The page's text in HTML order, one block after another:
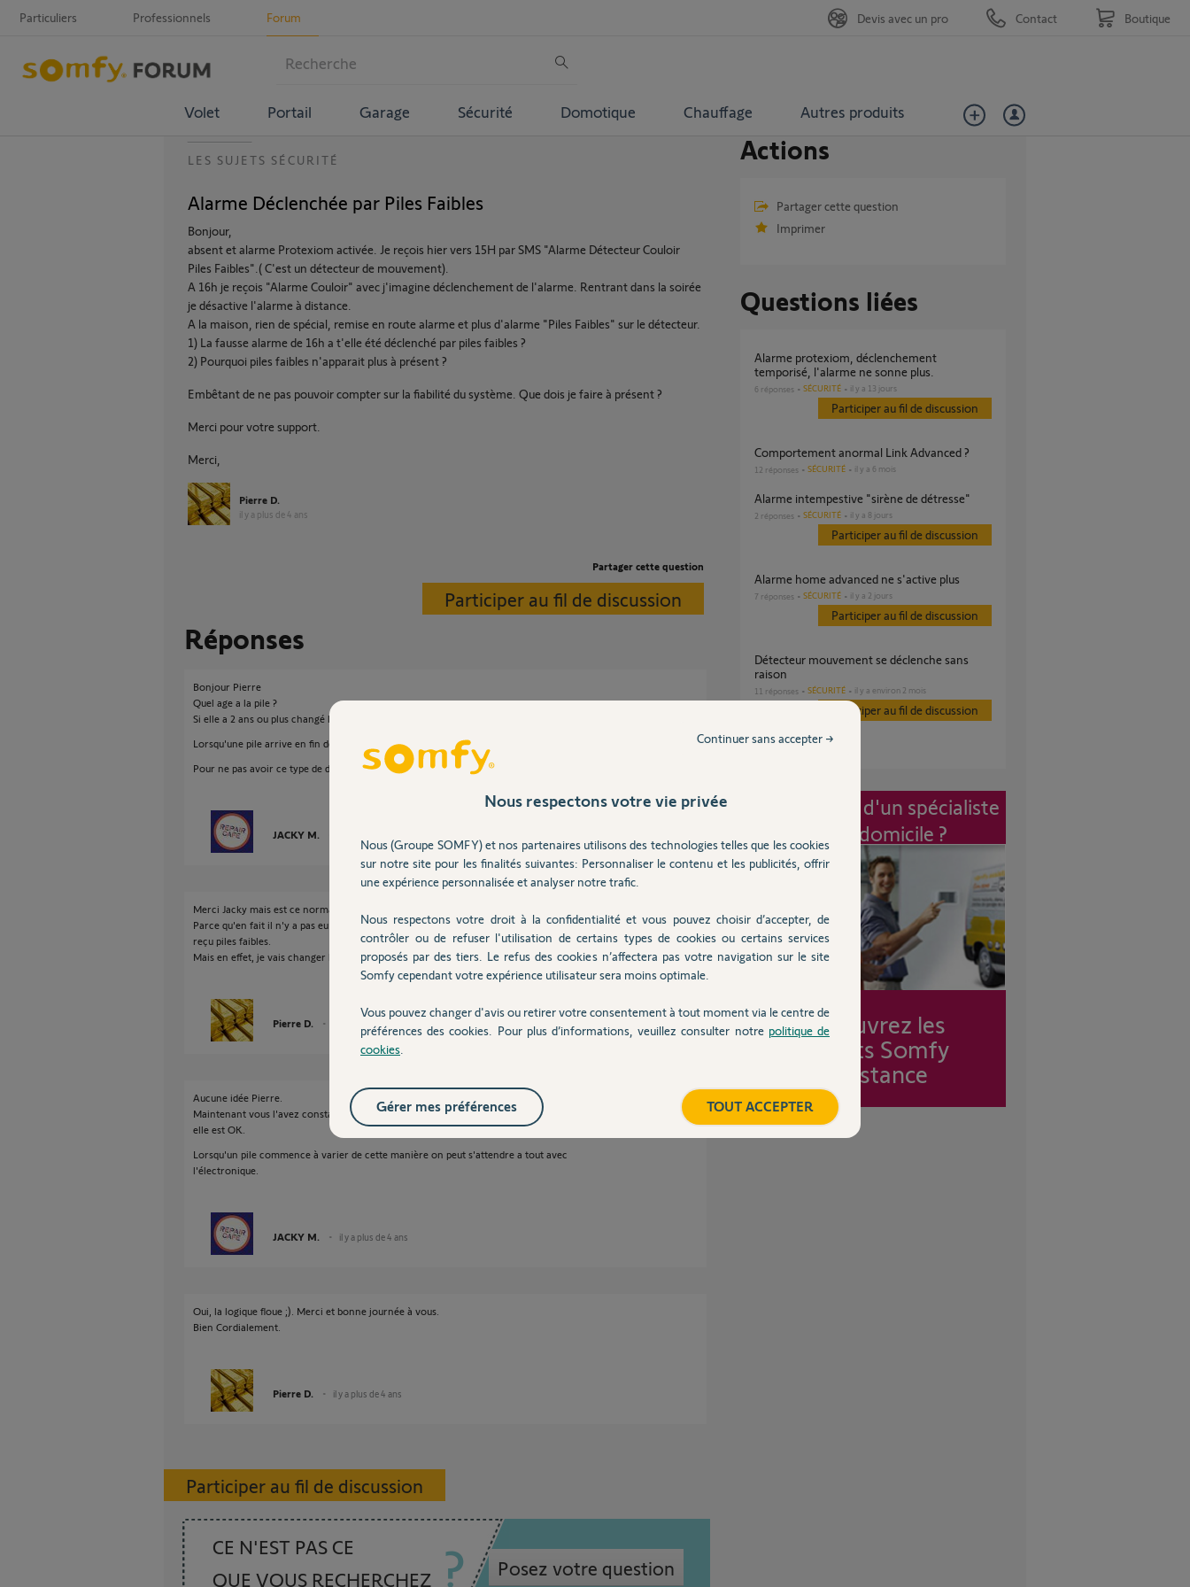
Particuliers Professionnels Forum
Volet Portail Garage Sécurité Domotique Chauffage Autres produits
Devis avec un pro Contact Boutique
LES SUJETS SÉCURITÉ
Alarme Déclenchée par Piles Faibles
Bonjour,
absent et alarme Protexiom activée. Je reçois hier vers 15H par SMS "Alarme Détecteur Couloir
Piles Faibles".( C'est un détecteur de mouvement).
A 16h je reçois "Alarme Couloir" avec j'imagine déclenchement de l'alarme. Rentrant dans la soirée
je désactive l'alarme à distance.
A la maison, rien de spécial, remise en route alarme et plus d'alarme "Piles Faibles" sur le détecteur.
1) La fausse alarme de 16h a t'elle été déclenché par piles faibles ?
2) Pourquoi piles faibles n'apparait plus à présent ?
Embêtant de ne pas pouvoir compter sur la fiabilité du système. Que dois je faire à présent ?
Merci pour votre support.
Merci,
Pierre D.
il y a plus de 4 ans
Partager cette question
Participer au fil de discussion
Réponses
Bonjour Pierre
Quel age a la pile ?
Si elle a 2 ans ou plus changé là.
Lorsqu'une pile arrive en fin de vie, elle varie énormément.
Pour ne pas avoir ce type de dysfonctionnement changer vos piles tous les deux ans.
JACKY M.
Merci Jacky mais est ce normal que l'alarme déclenche sur un défaut de piles ?
Parce qu'en fait il n'y a pas eu d'intrusion. De plus j'ai eu l'alarme une heure après avoir
reçu piles faibles.
Mais en effet, je vais changer les piles de toutes façons.
Pierre D. il y a plus de 4 ans
Aucune idée Pierre.
Maintenant vous l'avez constaté de vous même; La pile est indiquée comme faible et après
elle est OK.
Lorsqu'un pile commence à varier de cette manière on peut s'attendre a tout avec
l'électronique.
JACKY M. il y a plus de 4 ans
Oui, la logique floue ;). Merci et bonne journée à vous.
Bien Cordialement.
Pierre D. il y a plus de 4 ans
Participer au fil de discussion
CE N'EST PAS CE
QUE VOUS RECHERCHEZ
Posez votre question
Actions
Partager cette question
Imprimer
Questions liées
alarme protexiom, déclenchement
temporisé, l'alarme ne sonne plus.
6 réponses SÉCURITÉ il y a 13 jours
Participer au fil de discussion
Comportement anormal Link Advanced ?
12 réponses SÉCURITÉ il y a 6 mois
Alarme intempestive "sirène de détresse"
2 réponses SÉCURITÉ il y a 8 jours
Participer au fil de discussion
Alarme home advanced ne s'active plus
7 réponses SÉCURITÉ il y a 2 jours
Participer au fil de discussion
Détecteur mouvement se déclenche sans
raison
11 réponses SÉCURITÉ il y a environ 2 mois
Participer au fil de discussion
Intervention d'un spécialiste
à mon domicile ?
Découvrez les
forfaits Somfy
Assistance
Nous respectons votre vie privée
Nous (Groupe SOMFY) et nos partenaires utilisons des technologies telles que les cookies
sur notre site pour les finalités suivantes: Personnaliser le contenu et les publicités, offrir
une expérience personnalisée et analyser notre trafic.
Nous respectons votre droit à la confidentialité et vous pouvez choisir d’accepter, de
contrôler ou de refuser l'utilisation de certains types de cookies ou certains services
proposés par des tiers. Le refus des cookies n’affectera pas votre navigation sur le site
Somfy cependant votre expérience utilisateur sera moins optimale.
Vous pouvez changer d'avis ou retirer votre consentement à tout moment via le centre de
préférences des cookies. Pour plus d’informations, veuillez consulter notre politique de
cookies
Continuer sans accepter →
TOUT ACCEPTER
Gérer mes préférences